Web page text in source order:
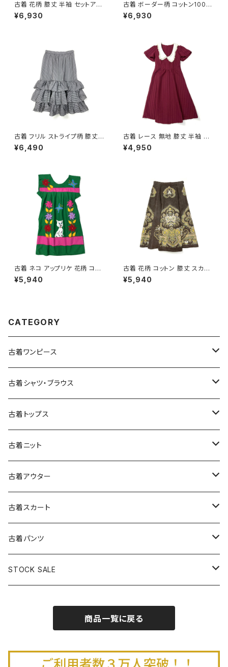
古着 花柄 膝丈 半袖 セットアッ
プ 青 (oa2607082)
¥6,930
古着 ボーダー柄 コットン100％
膝丈 スカート 黒 ピンク (ba26
07008)
¥6,930
古着 フリル ストライプ柄 膝丈
ティアード スカート グレー (ba
2607011)
¥6,490
古着 レース 無地 膝丈 半袖 ワ
ンピース 赤 ボルドー (oa2607
080)
¥4,950
古着 ネコ アップリケ 花柄 コッ
トン ミニ丈 半袖 ワンピース 緑
(oa2607077)
¥5,940
古着 花柄 コットン 膝丈 スカー
ト ダークブラウン (ba260701
3)
¥5,940
CATEGORY
古着ワンピース
古着長袖ワンピース
古着半袖ワンピース
古着ノースリーブワンピース
古着キャミソールワンピース
古着ベアトップワンピース
古着オールインワン
古着オーバーオール
古着シャツ・ブラウス
古着長袖シャツ・ブラウス
古着半袖シャツ・ブラウス
古着ノースリーブシャツ・ブラウス
古着トップス
古着スウェット&パーカー
古着スウェット
古着パーカー
古着プルオーバー
古着長袖プルオーバー
古着半袖プルオーバー
古着Ｔシャツ
古着長袖Ｔシャツ
古着半袖Ｔシャツ
古着ベスト
古着キャミソール
古着ポロシャツ
古着長袖ポロシャツ
古着スウェット
古着ニット
古着セーター
古着カーディガン
古着半袖ニット
古着ニットアウター
古着アウター
古着ライトジャケット
古着ライトコート
古着ヘビージャケット
古着羽織り
古着スカート
古着ロング丈スカート (丈76cm-)
古着膝丈スカート (丈56-75cm)
古着ミニ丈スカート (丈56-75cm)
古着パンツ
古着ロング丈パンツ
STOCK SALE
Autumn / Winter
商品一覧に戻る